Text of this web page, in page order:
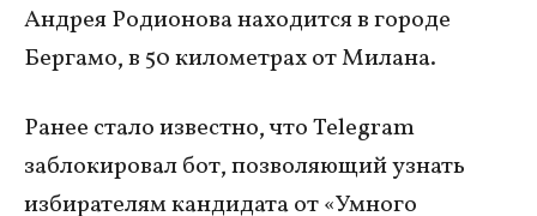
Андрея Родионова находится в городе
Бергамо, в 50 километрах от Милана.
Ранее стало известно, что Telegram
заблокировал бот, позволяющий узнать
избирателям кандидата от «Умного